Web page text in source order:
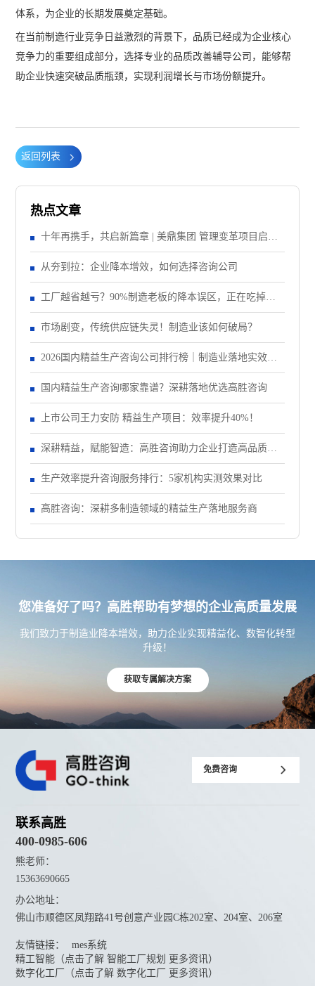
体系，为企业的长期发展奠定基础。
在当前制造行业竞争日益激烈的背景下，品质已经成为企业核心
竞争力的重要组成部分，选择专业的品质改善辅导公司，能够帮
助企业快速突破品质瓶颈，实现利润增长与市场份额提升。
返回列表
热点文章
十年再携手，共启新篇章 | 美鼎集团 管理变革项目启动
大会顺利召开
从夯到拉：企业降本增效，如何选择咨询公司
工厂越省越亏？90%制造老板的降本误区，正在吃掉你
的纯利润
市场剧变，传统供应链失灵！制造业该如何破局？
2026国内精益生产咨询公司排行榜｜制造业落地实效机
构TOP5盘点
国内精益生产咨询哪家靠谱？深耕落地优选高胜咨询
上市公司王力安防 精益生产项目：效率提升40%！
深耕精益，赋能智造：高胜咨询助力企业打造高品质、
低成本、快交期核心竞争力
生产效率提升咨询服务排行：5家机构实测效果对比
高胜咨询：深耕多制造领域的精益生产落地服务商
您准备好了吗？高胜帮助有梦想的企业高质量发展
我们致力于制造业降本增效，助力企业实现精益化、数智化转型
升级！
获取专属解决方案
免费咨询
联系高胜
400-0985-606
熊老师：
15363690665
办公地址：
佛山市顺德区凤翔路41号创意产业园C栋202室、204室、206室
友情链接：
mes系统
精工智能（点击了解 智能工厂规划 更多资讯）
数字化工厂（点击了解 数字化工厂 更多资讯）